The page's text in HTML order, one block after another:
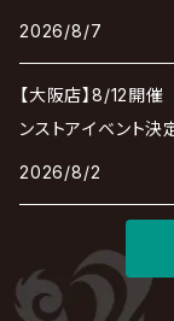
JILUKA
Jin-Machine
DEVILOOF
DuelJewel
D'ERLANGER
BULL FIELD
BREAKERZ
BLAZE
まみれた / MAMIRETA
MALICE MIZER
2026/8/7
【大阪店】8/12開
ンストアイベント決定
2026/8/2